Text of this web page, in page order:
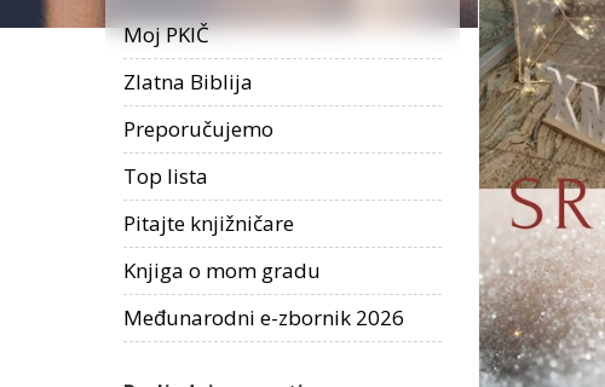
Moj PKIČ
Zlatna Biblija
Preporučujemo
Top lista
Pitajte knjižničare
Knjiga o mom gradu
Međunarodni e-zbornik 2026